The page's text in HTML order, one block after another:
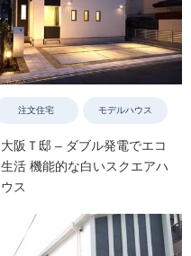
注文住宅 モデルハウス
大阪Ｔ邸 – ダブル発電でエコ
生活 機能的な白いスクエアハ
ウス